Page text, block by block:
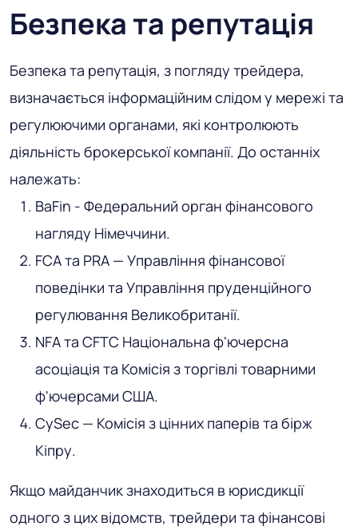
Безпека та репутація
Безпека та репутація, з погляду трейдера,
визначається інформаційним слідом у мережі та
регулюючими органами, які контролюють
діяльність брокерської компанії. До останніх
належать:
BaFin - Федеральний орган фінансового
нагляду Німеччини.
FCA та PRA — Управління фінансової
поведінки та Управління пруденційного
регулювання Великобританії.
NFA та CFTC Національна ф'ючерсна
асоціація та Комісія з торгівлі товарними
ф'ючерсами США.
CySec — Комісія з цінних паперів та бірж
Кіпру.
Якщо майданчик знаходиться в юрисдикції
одного з цих відомств, трейдери та фінансові